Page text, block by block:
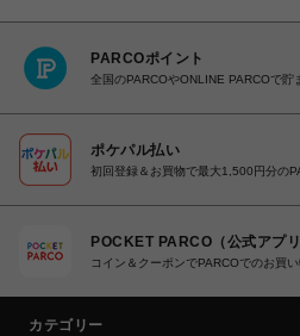
PARCOポイント
全国のPARCOやONLINE PARCOで貯
ポケパル払い
初回登録＆お買物で最大1,500円分の
POCKET PARCO（公式アプリ
コイン＆クーポンでPARCOでのお買
カテゴリー